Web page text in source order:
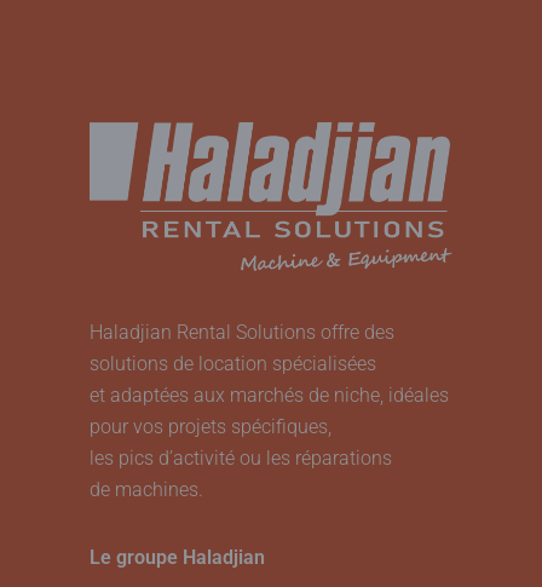
Haladjian Rental Solutions offre des
solutions de location spécialisées
et adaptées aux marchés de niche, idéales
pour vos projets spécifiques,
les pics d’activité ou les réparations
de machines.
Le groupe Haladjian